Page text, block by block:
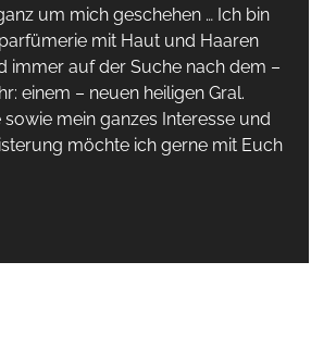
um mich geschehen … Ich bin
mit Haut und Haaren
immer auf der Suche nach dem –
einem – neuen heiligen Gral.
sowie mein ganzes Interesse und
möchte ich gerne mit Euch